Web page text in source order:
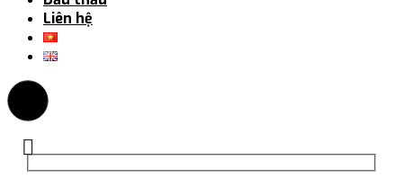
Liên hệ